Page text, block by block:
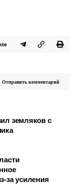
Отправить комментарий
земляков с
за усиления